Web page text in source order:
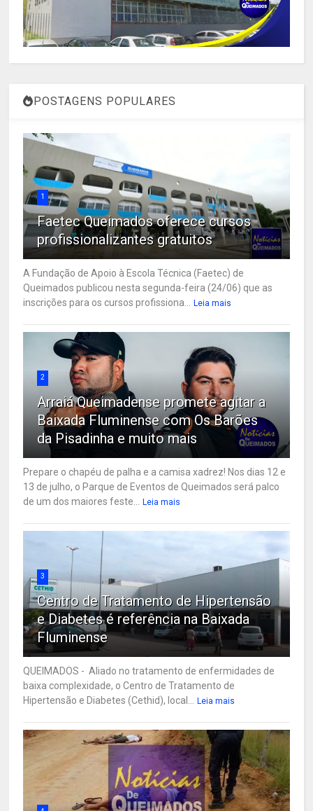
POSTAGENS POPULARES
1
Faetec Queimados oferece cursos
profissionalizantes gratuitos
A Fundação de Apoio à Escola Técnica (Faetec) de
Queimados publicou nesta segunda-feira (24/06) que as
inscrições para os cursos profissiona...
Leia mais
2
Arraiá Queimadense promete agitar a
Baixada Fluminense com Os Barões
da Pisadinha e muito mais
Prepare o chapéu de palha e a camisa xadrez! Nos dias 12 e
13 de julho, o Parque de Eventos de Queimados será palco
de um dos maiores feste...
Leia mais
3
Centro de Tratamento de Hipertensão
e Diabetes é referência na Baixada
Fluminense
QUEIMADOS - Aliado no tratamento de enfermidades de
baixa complexidade, o Centro de Tratamento de
Hipertensão e Diabetes (Cethid), local...
Leia mais